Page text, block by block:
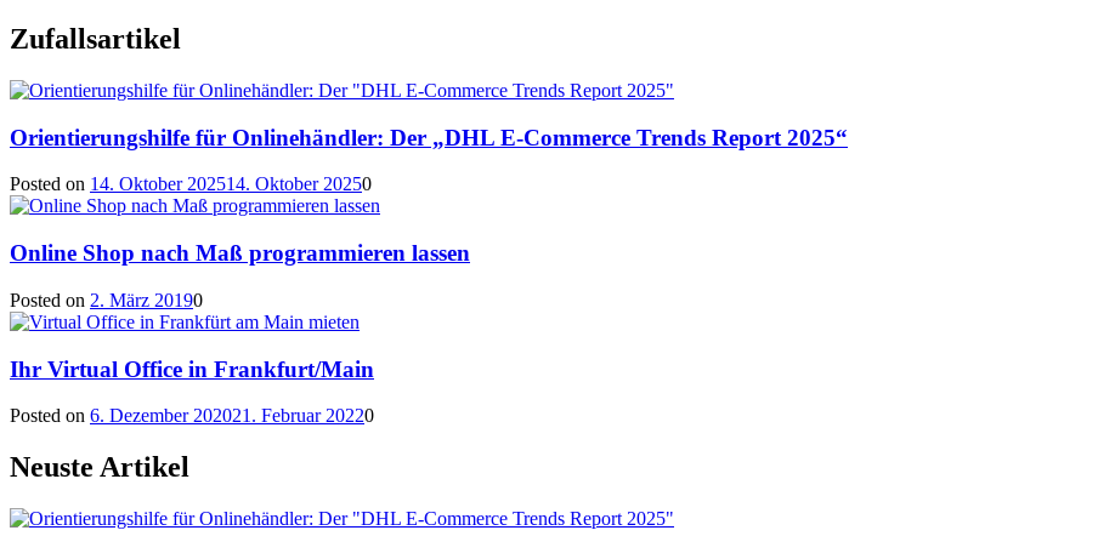
Zufallsartikel
Orientierungshilfe für Onlinehändler: Der „DHL E-Commerce Trends Report 2025“
Posted on 14. Oktober 202514. Oktober 20250
Online Shop nach Maß programmieren lassen
Posted on 2. März 20190
Ihr Virtual Office in Frankfurt/Main
Posted on 6. Dezember 202021. Februar 20220
Neuste Artikel